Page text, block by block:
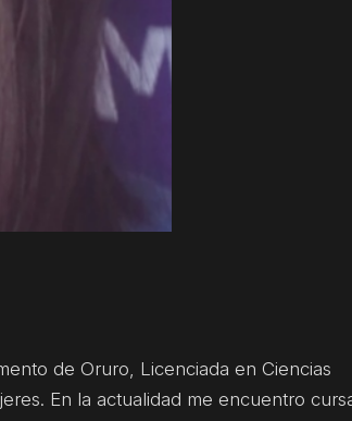
de Oruro, Licenciada en Ciencias
En la actualidad me encuentro